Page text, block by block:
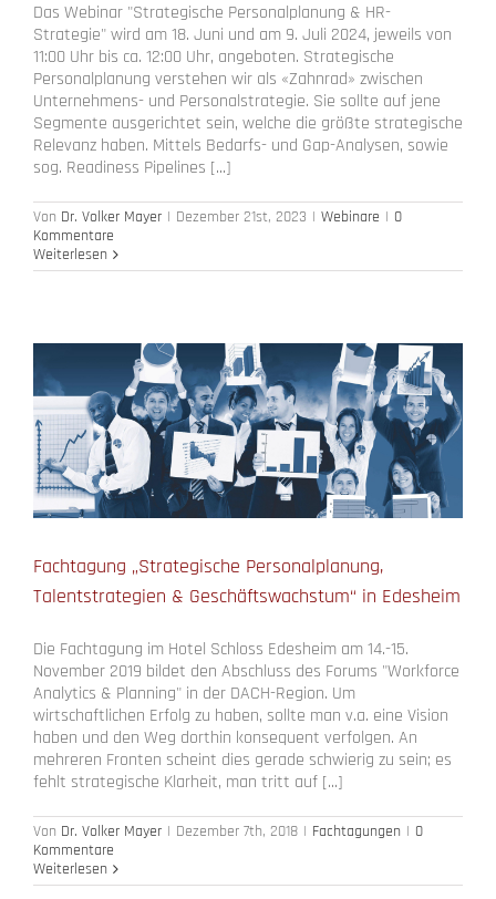
Das Webinar "Strategische Personalplanung & HR-
Strategie" wird am 18. Juni und am 9. Juli 2024, jeweils von
11:00 Uhr bis ca. 12:00 Uhr, angeboten. Strategische
Personalplanung verstehen wir als «Zahnrad» zwischen
Unternehmens- und Personalstrategie. Sie sollte auf jene
Segmente ausgerichtet sein, welche die größte strategische
Relevanz haben. Mittels Bedarfs- und Gap-Analysen, sowie
sog. Readiness Pipelines [...]
Von Dr. Volker Mayer | Dezember 21st, 2023 | Webinare | 0
Kommentare
Weiterlesen
Fachtagung „Strategische Personalplanung,
Talentstrategien & Geschäftswachstum“ in Edesheim
Die Fachtagung im Hotel Schloss Edesheim am 14.-15.
November 2019 bildet den Abschluss des Forums "Workforce
Analytics & Planning" in der DACH-Region. Um
wirtschaftlichen Erfolg zu haben, sollte man v.a. eine Vision
haben und den Weg dorthin konsequent verfolgen. An
mehreren Fronten scheint dies gerade schwierig zu sein; es
fehlt strategische Klarheit, man tritt auf [...]
Von Dr. Volker Mayer | Dezember 7th, 2018 | Fachtagungen | 0
Kommentare
Weiterlesen